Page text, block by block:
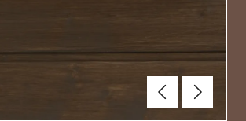
Eelmine